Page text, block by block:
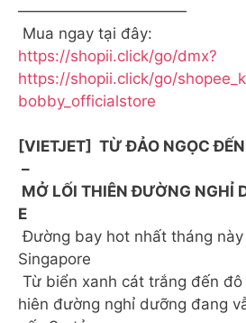
———————————
Mua ngay tại đây:
https://shopii.click/go/dmx?
https://shopii.click/go/
bobby_officialstore
[VIETJET] ️ TỪ ĐẢO NGỌC
–
MỞ LỐI THIÊN ĐƯỜNG NGHỈ
E
Đường bay hot nhất tháng
Singapore
Từ biển xanh cát trắng đến
hiên đường nghỉ dưỡng đang